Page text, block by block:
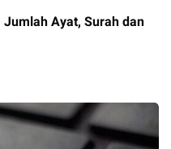
Ayat, Surah dan